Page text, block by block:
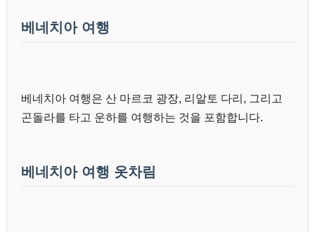
베네치아 여행
베네치아 여행은 산 마르코 광장, 리알토 다리, 그리고
곤돌라를 타고 운하를 여행하는 것을 포함합니다.
베네치아 여행 옷차림